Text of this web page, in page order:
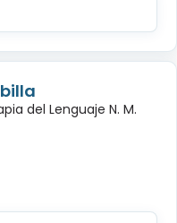
del Lenguaje N. M.